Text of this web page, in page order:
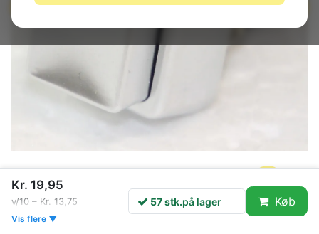
57 stk.på lager
Kr. 19,95
v/10 – Kr. 13,75
Vis flere ▼
57 stk.på lager Køb